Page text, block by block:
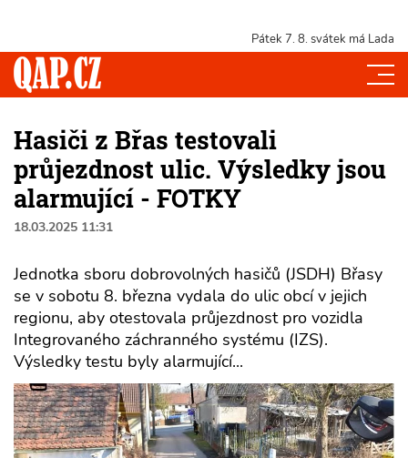
Pátek 7. 8. svátek má Lada
Hasiči z Břas testovali
průjezdnost ulic. Výsledky jsou
alarmující - FOTKY
18.03.2025 11:31
Jednotka sboru dobrovolných hasičů (JSDH) Břasy
se v sobotu 8. března vydala do ulic obcí v jejich
regionu, aby otestovala průjezdnost pro vozidla
Integrovaného záchranného systému (IZS).
Výsledky testu byly alarmující...